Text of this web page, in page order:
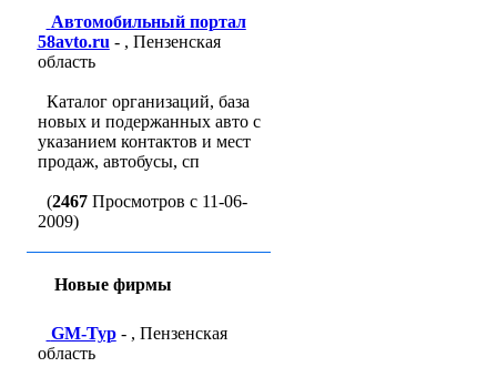
Автомобильный портал
58avto.ru - , Пензенская
область
Каталог организаций, база
новых и подержанных авто с
указанием контактов и мест
продаж, автобусы, сп
(2467Просмотров с 11-06-
2009)
Новые фирмы
GM-Тур- , Пензенская
область